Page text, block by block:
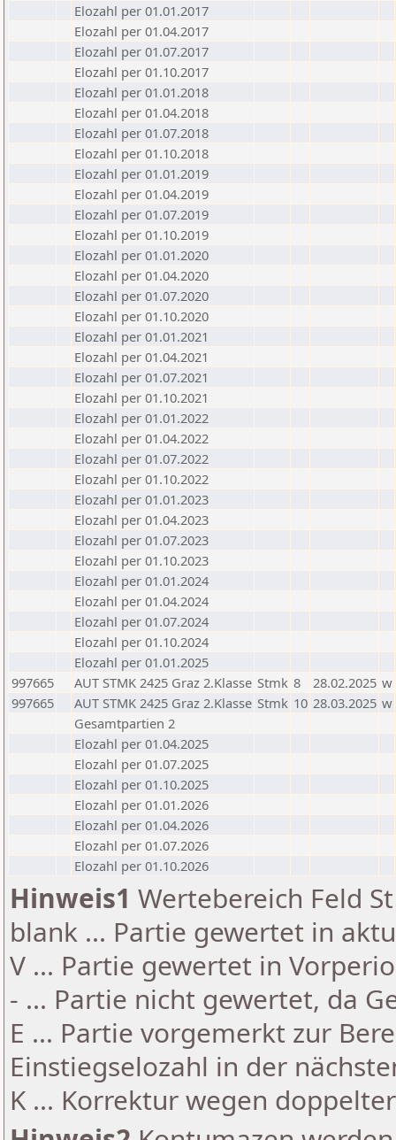
Elozahl per 01.01.2017
Elozahl per 01.04.2017
Elozahl per 01.07.2017
Elozahl per 01.10.2017
Elozahl per 01.01.2018
Elozahl per 01.04.2018
Elozahl per 01.07.2018
Elozahl per 01.10.2018
Elozahl per 01.01.2019
Elozahl per 01.04.2019
Elozahl per 01.07.2019
Elozahl per 01.10.2019
Elozahl per 01.01.2020
Elozahl per 01.04.2020
Elozahl per 01.07.2020
Elozahl per 01.10.2020
Elozahl per 01.01.2021
Elozahl per 01.04.2021
Elozahl per 01.07.2021
Elozahl per 01.10.2021
Elozahl per 01.01.2022
Elozahl per 01.04.2022
Elozahl per 01.07.2022
Elozahl per 01.10.2022
Elozahl per 01.01.2023
Elozahl per 01.04.2023
Elozahl per 01.07.2023
Elozahl per 01.10.2023
Elozahl per 01.01.2024
Elozahl per 01.04.2024
Elozahl per 01.07.2024
Elozahl per 01.10.2024
Elozahl per 01.01.2025
997665
AUT STMK 2425 Graz 2.Klasse Stmk 8 28.02.2025 w
997665
AUT STMK 2425 Graz 2.Klasse Stmk 10 28.03.2025 w
Gesamtpartien 2
Elozahl per 01.04.2025
Elozahl per 01.07.2025
Elozahl per 01.10.2025
Elozahl per 01.01.2026
Elozahl per 01.04.2026
Elozahl per 01.07.2026
Elozahl per 01.10.2026
Hinweis1 Wertebereich Feld
blank ... Partie gewertet in
V ... Partie gewertet in
- ... Partie nicht gewertet, da
E ... Partie vorgemerkt zur
Einstiegselozahl in der
K ... Korrektur wegen